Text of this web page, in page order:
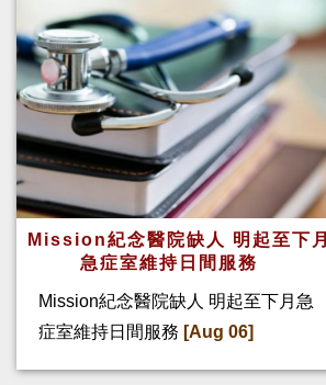
Mission紀念醫院缺人 明起至下月
急症室維持日間服務
Mission紀念醫院缺人 明起至下月急
症室維持日間服務 [Aug 06]